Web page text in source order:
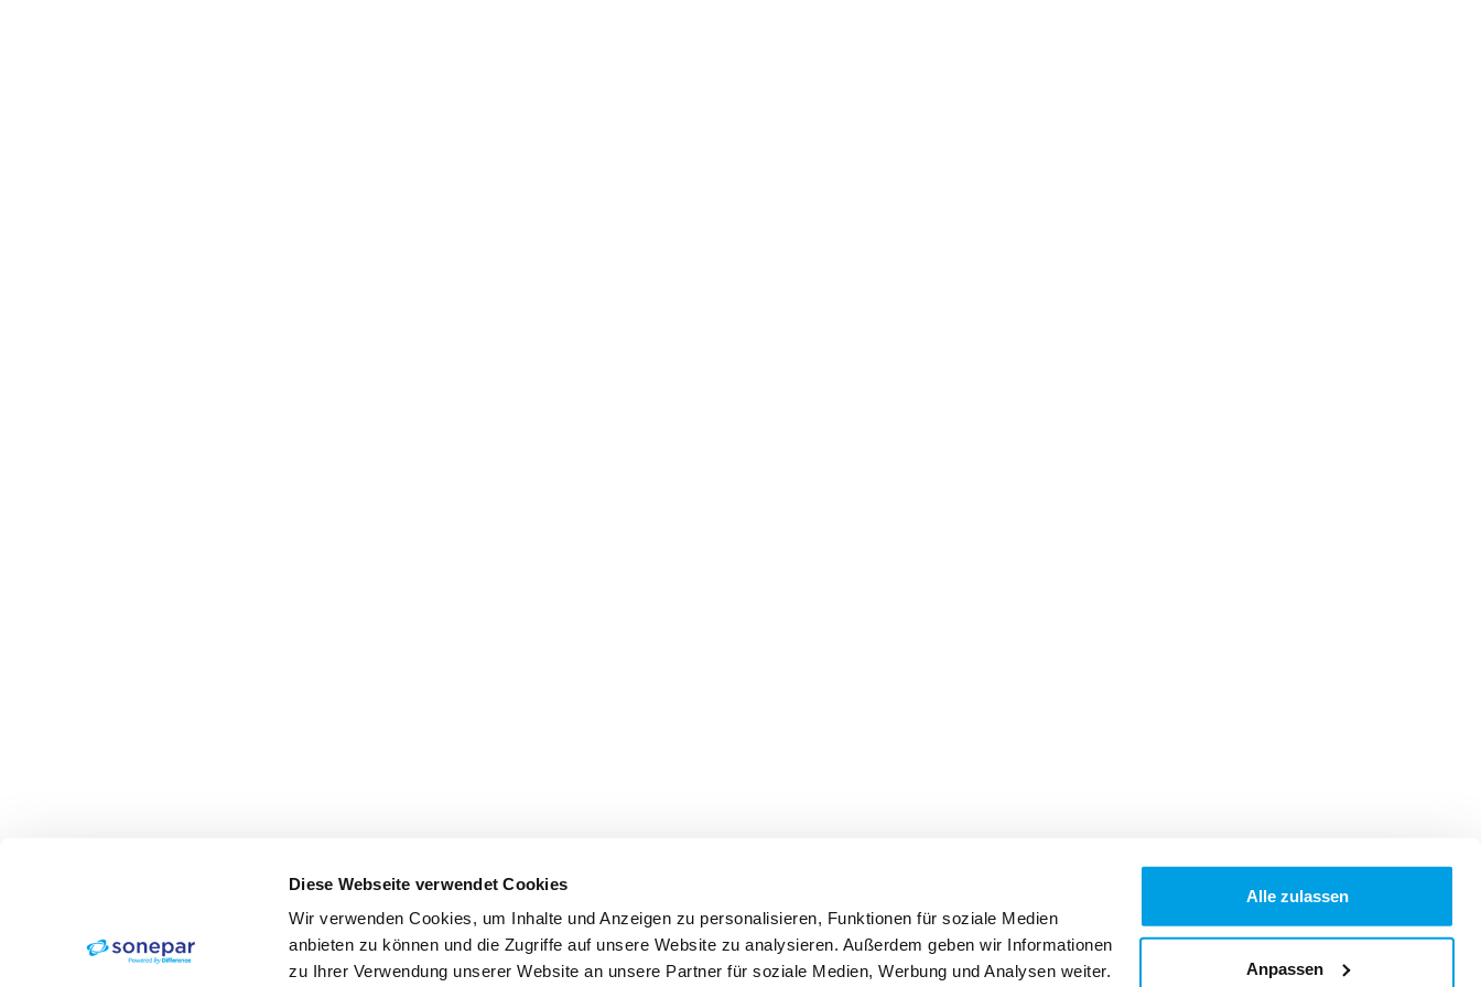
Diese Webseite verwendet Cookies
Wir verwenden Cookies, um Inhalte und Anzeigen zu personalisieren, Funktionen für soziale Medien
anbieten zu können und die Zugriffe auf unsere Website zu analysieren. Außerdem geben wir Informationen
zu Ihrer Verwendung unserer Website an unsere Partner für soziale Medien, Werbung und Analysen weiter.
Alle zulassen
Anpassen